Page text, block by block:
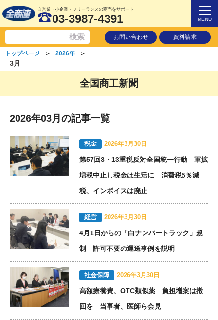
自営業・小企業・フリーランスの商売をサポート
03-3987-4391 MENU
お問い合わせ 資料請求
トップページ ＞ 2026年 ＞
3月
全国商工新聞
2026年03月の記事一覧
税金 2026年3月30日
第57回3・13重税反対全国統一行動 軍拡
増税中止し税金は生活に 消費税5％減
税、インボイスは廃止
経営 2026年3月30日
4月1日からの「白ナンバートラック」規
制 許可不要の運送事例を説明
社会保障 2026年3月30日
高額療養費、OTC類似薬 負担増案は撤
回を 当事者、医師ら会見